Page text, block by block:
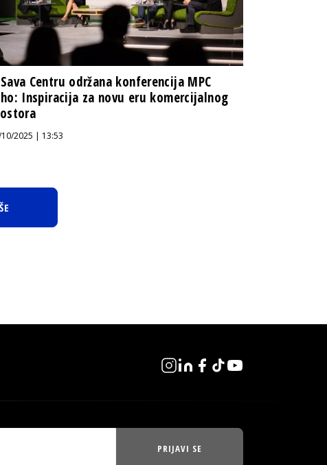
Centru održana konferencija MPC
Inspiracija za novu eru komercijalnog
2025 | 13:53
PRIJAVI SE